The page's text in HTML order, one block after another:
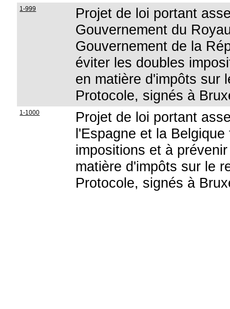
1-999
Projet de loi portant
Gouvernement du
Gouvernement de la
éviter les doubles
en matière d'impôts sur
Protocole, signés à
1-1000
Projet de loi portant
l'Espagne et la
impositions et à
matière d'impôts sur le
Protocole, signés à